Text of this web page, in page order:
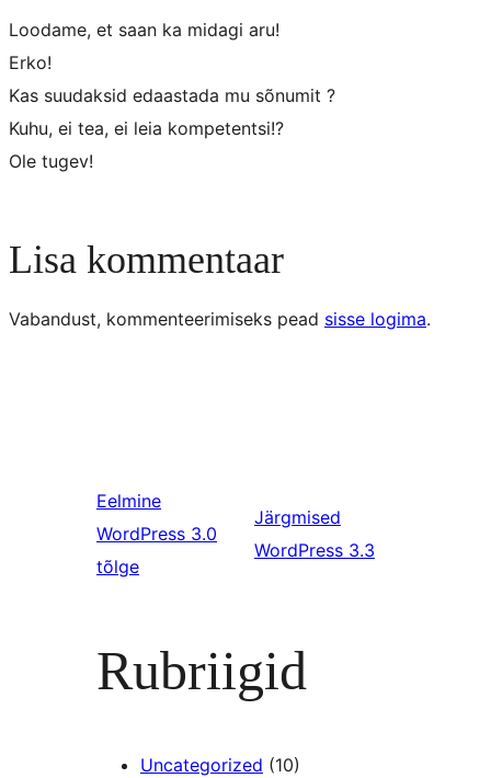
Loodame, et saan ka midagi aru!
Erko!
Kas suudaksid edaastada mu sõnumit ?
Kuhu, ei tea, ei leia kompetentsi!?
Ole tugev!
Lisa kommentaar
Vabandust, kommenteerimiseks pead sisse logima.
Eelmine
WordPress 3.0
tõlge
Järgmised
WordPress 3.3
Rubriigid
Uncategorized (10)